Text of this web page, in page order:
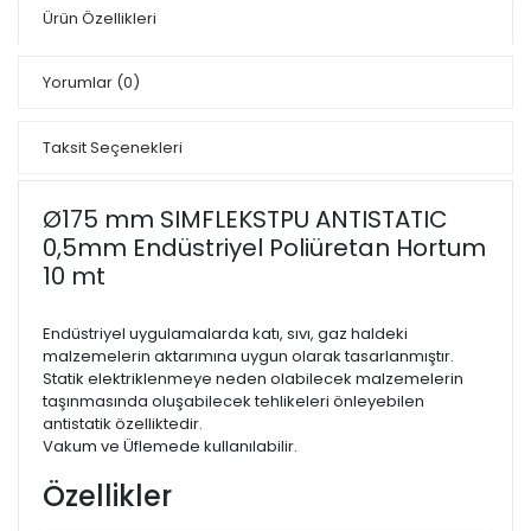
Ürün Özellikleri
Yorumlar (0)
Taksit Seçenekleri
Ø175 mm SIMFLEKSTPU ANTISTATIC
0,5mm Endüstriyel Poliüretan Hortum
10 mt
Endüstriyel uygulamalarda katı, sıvı, gaz haldeki
malzemelerin aktarımına uygun olarak tasarlanmıştır.
Statik elektriklenmeye neden olabilecek malzemelerin
taşınmasında oluşabilecek tehlikeleri önleyebilen
antistatik özelliktedir.
Vakum ve Üflemede kullanılabilir.
Özellikler